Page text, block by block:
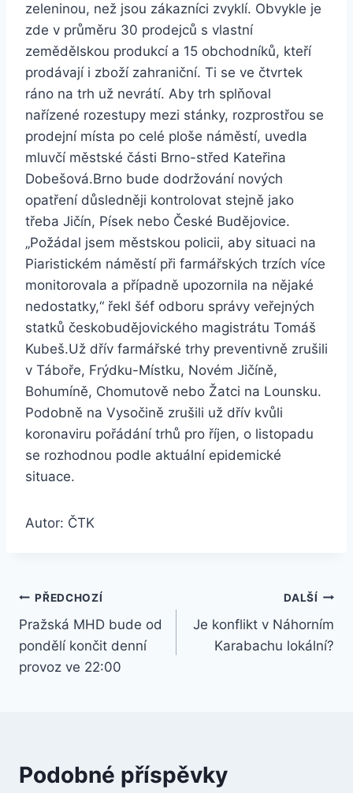
zeleninou, než jsou zákazníci zvyklí. Obvykle je
zde v průměru 30 prodejců s vlastní
zemědělskou produkcí a 15 obchodníků, kteří
prodávají i zboží zahraniční. Ti se ve čtvrtek
ráno na trh už nevrátí. Aby trh splňoval
nařízené rozestupy mezi stánky, rozprostřou se
prodejní místa po celé ploše náměstí, uvedla
mluvčí městské části Brno-střed Kateřina
Dobešová.Brno bude dodržování nových
opatření důsledněji kontrolovat stejně jako
třeba Jičín, Písek nebo České Budějovice.
„Požádal jsem městskou policii, aby situaci na
Piaristickém náměstí při farmářských trzích více
monitorovala a případně upozornila na nějaké
nedostatky,“ řekl šéf odboru správy veřejných
statků českobudějovického magistrátu Tomáš
Kubeš.Už dřív farmářské trhy preventivně zrušili
v Táboře, Frýdku-Místku, Novém Jičíně,
Bohumíně, Chomutově nebo Žatci na Lounsku.
Podobně na Vysočině zrušili už dřív kvůli
koronaviru pořádání trhů pro říjen, o listopadu
se rozhodnou podle aktuální epidemické
situace.
Autor: ČTK
Navigace
pro
příspěvek
PŘEDCHOZÍ
Pražská MHD bude od
pondělí končit denní
provoz ve 22:00
DALŠÍ
Je konflikt v Náhorním
Karabachu lokální?
Podobné příspěvky